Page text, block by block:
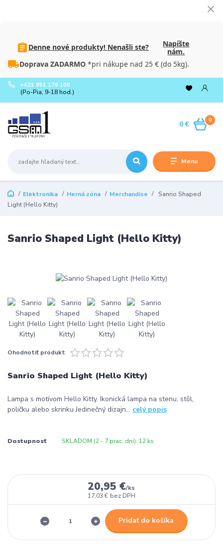
Denne nové produkty! Nenašli ste?
Napíšte
nám.
Doprava ZADARMO *pri nákupe nad 25 € (do 5kg).
Menu
+421 951 176 100
(Po-Pia, 9-18 hod.)
0
0 €
Elektronika Herná zóna Merchandise
Sanrio Shaped
Light (Hello Kitty)
Sanrio Shaped Light (Hello Kitty)
Ohodnotiť produkt
Sanrio Shaped Light (Hello Kitty)
Lampa s motívom Hello Kitty. Ikonická lampa na stenu, stôl,
poličku alebo skrinku Jedinečný dizajn... celý popis
Dostupnosť SKLADOM (2 - 7 prac. dni): 12 ks
20,95 €/ks
17,03 € bez DPH
Pridať do košíka